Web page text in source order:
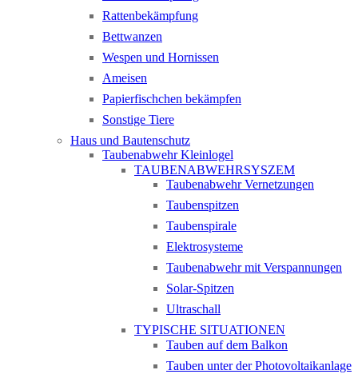
Rattenbekämpfung
Bettwanzen
Wespen und Hornissen
Ameisen
Papierfischchen bekämpfen
Sonstige Tiere
Haus und Bautenschutz
Taubenabwehr Kleinlogel
TAUBENABWEHRSYSZEM
Taubenabwehr Vernetzungen
Taubenspitzen
Taubenspirale
Elektrosysteme
Taubenabwehr mit Verspannungen
Solar-Spitzen
Ultraschall
TYPISCHE SITUATIONEN
Tauben auf dem Balkon
Tauben unter der Photovoltaikanlage